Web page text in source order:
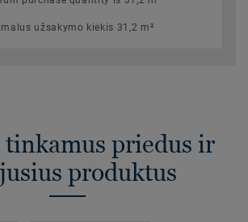
užsakymo kiekis 31,2 m²
tinkamus priedus ir
produktus